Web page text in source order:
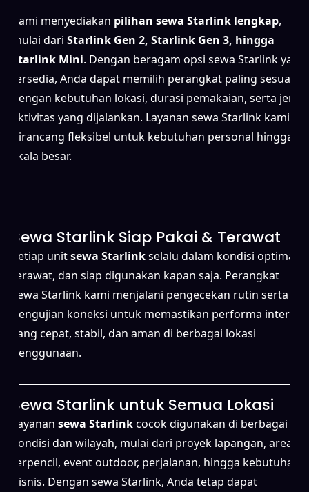
Kami menyediakan pilihan sewa Starlink lengkap,
mulai dariStarlink Gen 2, Starlink Gen 3, hingga
Starlink Mini. Dengan beragam opsi sewa Starlink yang
tersedia, Anda dapat memilih perangkat paling sesuai
dengan kebutuhan lokasi, durasi pemakaian, serta jenis
aktivitas yang dijalankan. Layanan sewa Starlink kami
dirancang fleksibel untuk kebutuhan personal hingga
skala besar.
Sewa Starlink Siap Pakai & Terawat
Setiap unitsewa Starlinkselalu dalam kondisi optimal,
terawat, dan siap digunakan kapan saja. Perangkat
sewa Starlink kami menjalani pengecekan rutin serta
pengujian koneksi untuk memastikan performa internet
yang cepat, stabil, dan aman di berbagai lokasi
penggunaan.
Sewa Starlink untuk Semua Lokasi
Layanansewa Starlinkcocok digunakan di berbagai
kondisi dan wilayah, mulai dari proyek lapangan, area
terpencil, event outdoor, perjalanan, hingga kebutuhan
bisnis. Dengan sewa Starlink, Anda tetap dapat